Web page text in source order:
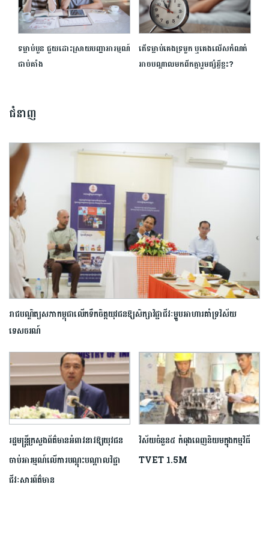
ទម្លាប់បួន ជួយដោះស្រាយបញ្ហាអារម្មណ៍
ជាប់គាំង
តើទម្លាប់គេងទ្រមួក ឬគេងលើសកំណត់
អាចបណ្ដាលមកពីកត្តារួមផ្សំអ្វីខ្លះ?
ជំនាញ
រាជបណ្ឌិត្យសភាកម្ពុជាលើកទឹកចិត្តយុវជនឱ្យសិក្សាវិជ្ជាជីវៈម្ហូបអាហារគាំទ្រវិស័យ
ទេសចរណ៍
រដ្ឋមន្រ្តីក្រសួងព័ត៌មាន​អំពាវនាវឱ្យ​យុវជន​
ចាប់អារម្មណ៍លើការ​បណ្តុះបណ្តាល​វិជ្ជា
ជីវៈ​សារ​ព័ត៌មាន
វិស័យចំនួន៥ កំពុងពេញនិយមក្នុងកម្មវិធី
TVET 1.5M